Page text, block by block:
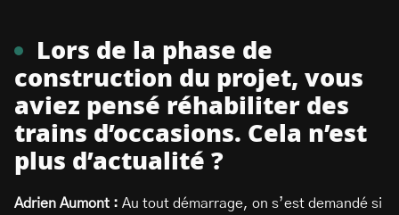
Lors de la phase de
construction du projet, vous
aviez pensé réhabiliter des
trains d’occasions. Cela n’est
plus d’actualité ?
Adrien Aumont : Au tout démarrage, on s’est demandé si